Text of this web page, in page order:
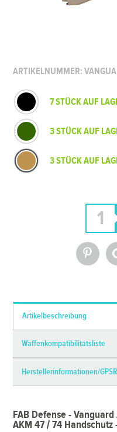
ARTIKELNUMMER:
7 STÜCK AUF
3 STÜCK AUF
3 STÜCK AUF
Artikelbeschreibung
Waffenkompatibilitätsliste
Herstellerinformationen/GPSR
FAB Defense -
AKM 47 / 74